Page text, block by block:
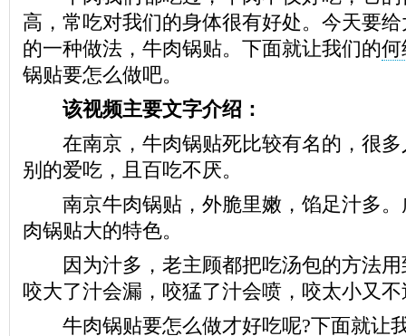
高，常吃对我们的身体很有好处。今天要
的一种做法，牛肉锅贴。下面就让我们的何
锅贴要怎么做吧。
该视频主要文字介绍：
在南京，牛肉锅贴死比较有名的，很多
别的爱吃，且百吃不厌。
南京牛肉锅贴，外脆里嫩，馅足汁多。
肉锅贴大的特色。
因为汁多，老主顾都把吃汤包的方法用
咬大了汁会漏，咬猛了汁会喷，咬太小又
牛肉锅贴要怎么做才好吃呢?下面就让